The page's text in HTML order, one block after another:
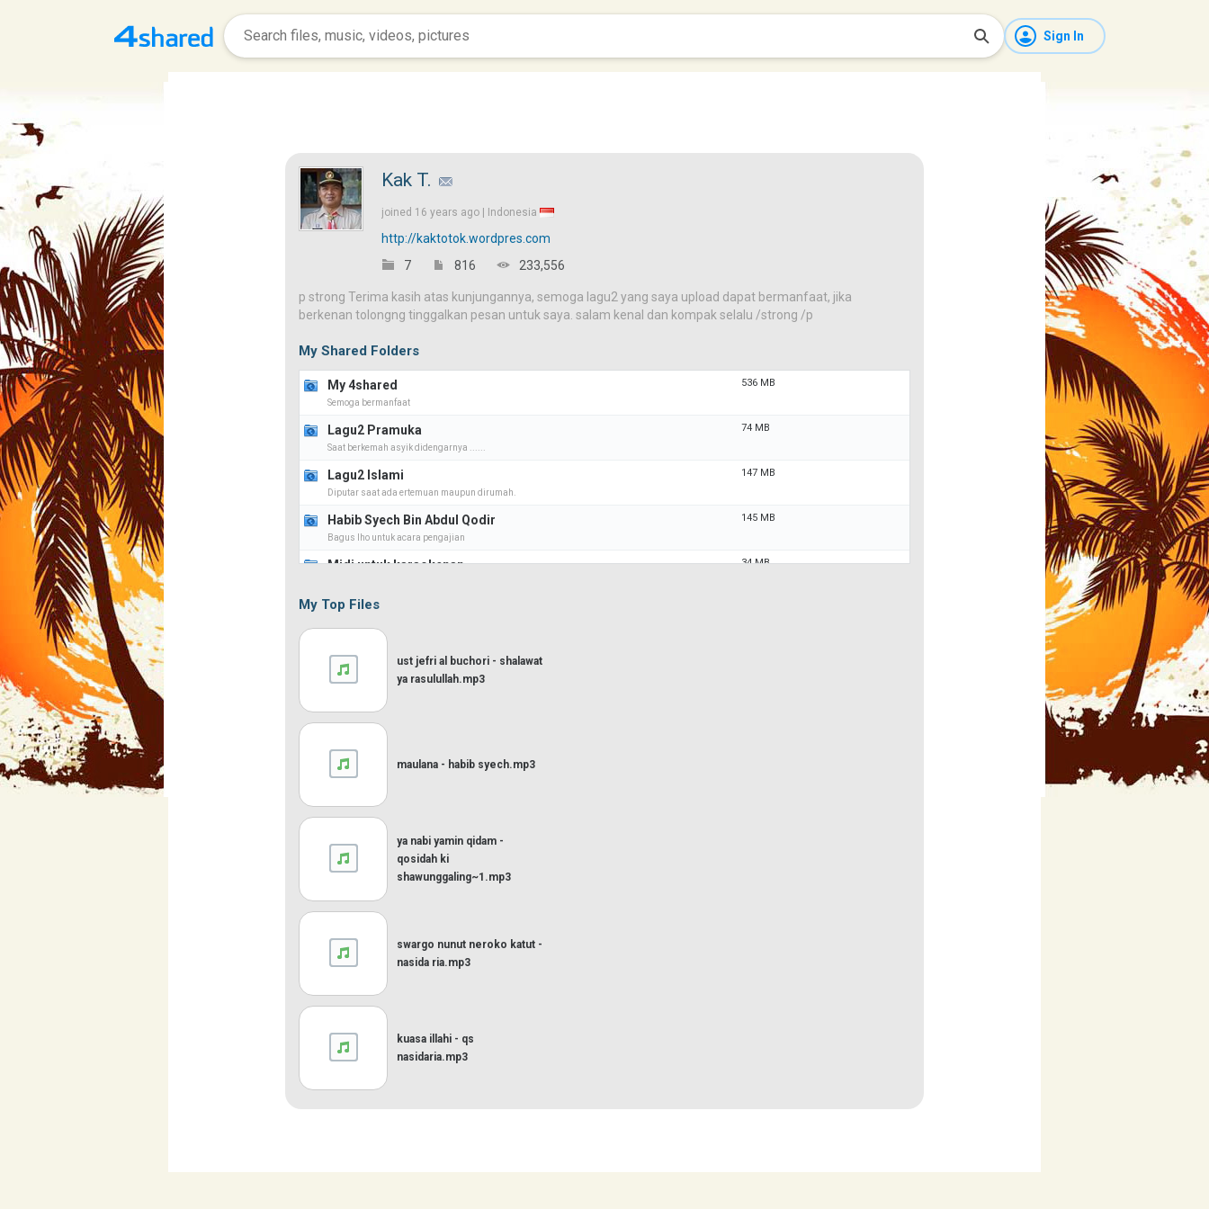
Sign In
Kak T.
joined 16 years ago | Indonesia
http://kaktotok.wordpres.com
7
816 233,556
p strong Terima kasih atas kunjungannya, semoga lagu2 yang saya upload dapat bermanfaat, jika
berkenan tolongng tinggalkan pesan untuk saya. salam kenal dan kompak selalu /strong /p
My Shared Folders
My 4shared
Semoga bermanfaat
536 MB
Lagu2 Pramuka
Saat berkemah asyik didengarnya ......
74 MB
Lagu2 Islami
Diputar saat ada ertemuan maupun dirumah.
147 MB
Habib Syech Bin Abdul Qodir
Bagus lho untuk acara pengajian
145 MB
Midi untuk karaokenan 34 MB
Arabian Music
My Top Files
ust jefri al buchori - shalawat
ya rasulullah.mp3
maulana - habib syech.mp3
ya nabi yamin qidam -
qosidah ki
shawunggaling~1.mp3
swargo nunut neroko katut -
nasida ria.mp3
kuasa illahi - qs
nasidaria.mp3